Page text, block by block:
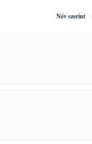
Név szerint